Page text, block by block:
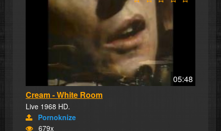
05:48
Cream - White Room
Live 1968 HD.
Pornoknize
679x